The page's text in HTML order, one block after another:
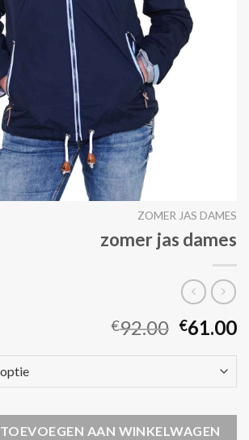
ZOMER JAS DAMES
zomer jas dames
€92.00 €61.00
TOEVOEGEN AAN WINKELWAGEN